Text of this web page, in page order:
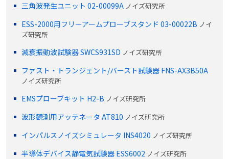
三角波発生ユニット 02-00099A ノイズ研究所
ESS-2000用フリーアームプローブスタンド 03-00022B ノイ
ズ研究所
減衰振動波試験器 SWCS931SD ノイズ研究所
ファスト・トランジェント/バースト試験器 FNS-AX3B50A
ノイズ研究所
EMSプローブキット H2-B ノイズ研究所
波形観測用アッテネータ AT810 ノイズ研究所
インパルスノイズシミュレータ INS4020 ノイズ研究所
半導体デバイス静電気試験器 ESS6002 ノイズ研究所